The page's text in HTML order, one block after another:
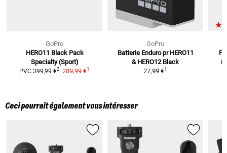
GoPro
HERO11 Black Pack
Specialty (Sport)
PVC 399,99 €2 289,99 €1
GoPro
Batterie Enduro pr HERO11
& HERO12 Black
27,99 €1
Ceci pourrait également vous intéresser